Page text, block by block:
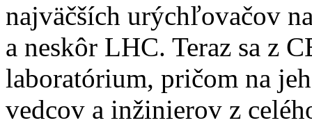
najväčších urýchľovačov
a neskôr LHC. Teraz sa z
laboratórium, pričom na
vedcov a inžinierov z